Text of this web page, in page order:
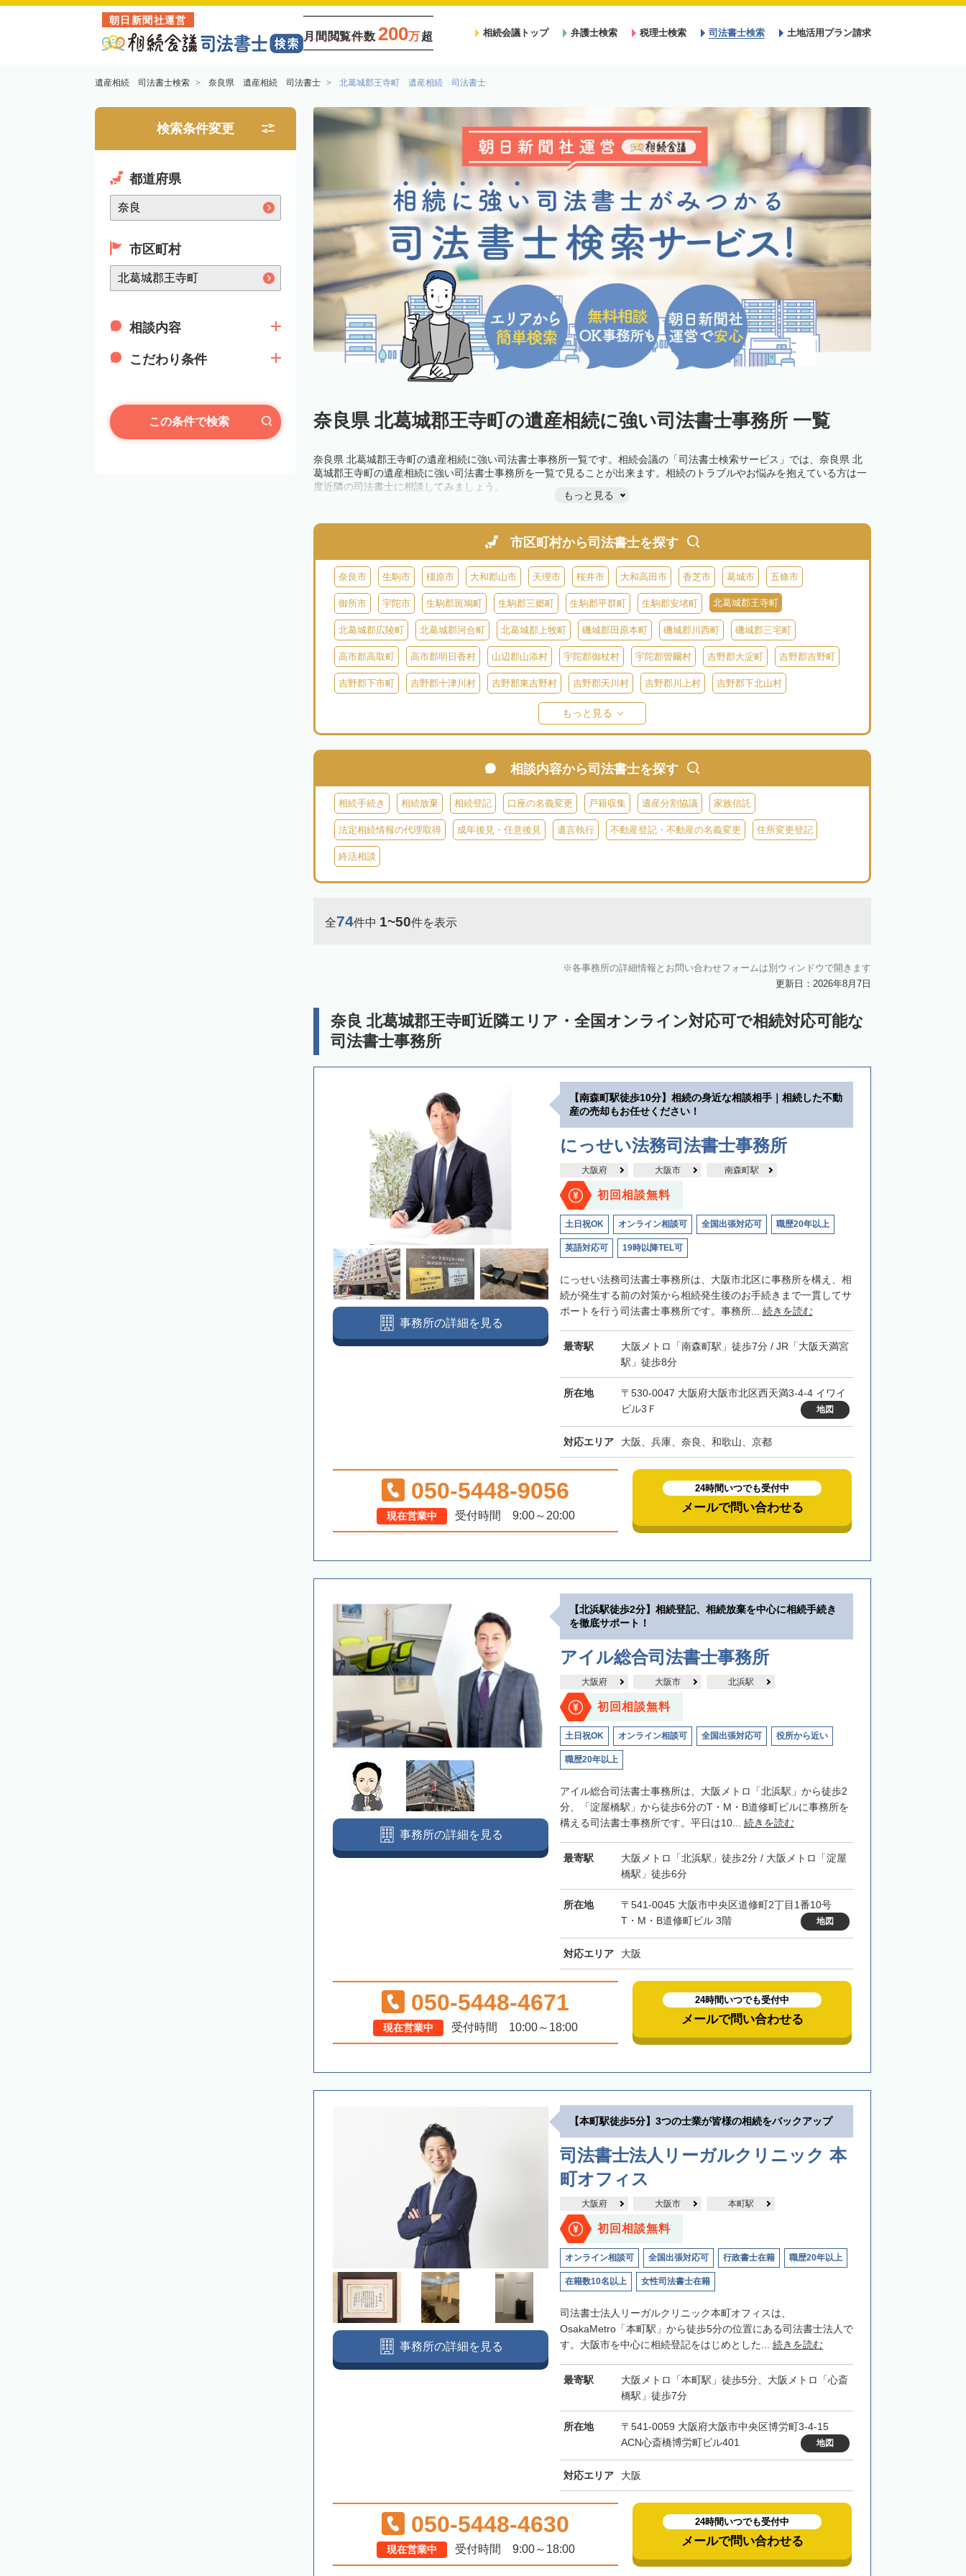
朝日新聞社運営
月間閲覧件数 200万超 相続会議トップ 弁護士検索 税理士検索 司法書士検索 土地活用プラン請求
遺産相続 司法書士検索 奈良県 遺産相続 司法書士 北葛城郡王寺町 遺産相続 司法書士
検索条件変更
都道府県
市区町村
相談内容
こだわり条件
この条件で検索 奈良県 北葛城郡王寺町の遺産相続に強い司法書士事務所 一覧
奈良県 北葛城郡王寺町の遺産相続に強い司法書士事務所一覧です。相続会議の「司法書士検索サービス」では、奈良県 北
葛城郡王寺町の遺産相続に強い司法書士事務所を一覧で見ることが出来ます。相続のトラブルやお悩みを抱えている方は一
度近隣の司法書士に相談してみましょう。
もっと見る
市区町村から司法書士を探す
奈良市 生駒市 橿原市 大和郡山市 天理市 桜井市 大和高田市 香芝市 葛城市 五條市
御所市 宇陀市 生駒郡斑鳩町 生駒郡三郷町 生駒郡平群町 生駒郡安堵町 北葛城郡王寺町
北葛城郡広陵町 北葛城郡河合町 北葛城郡上牧町 磯城郡田原本町 磯城郡川西町 磯城郡三宅町
高市郡高取町 高市郡明日香村 山辺郡山添村 宇陀郡御杖村 宇陀郡曽爾村 吉野郡大淀町 吉野郡吉野町
吉野郡下市町 吉野郡十津川村 吉野郡東吉野村 吉野郡天川村 吉野郡川上村 吉野郡下北山村
もっと見る
相談内容から司法書士を探す
相続手続き 相続放棄 相続登記 口座の名義変更 戸籍収集 遺産分割協議 家族信託
法定相続情報の代理取得 成年後見・任意後見 遺言執行 不動産登記・不動産の名義変更 住所変更登記
終活相談
全74件中 1~50件を表示
各事務所の詳細情報とお問い合わせフォームは別ウィンドウで開きます
更新日：2026年8月7日
奈良 北葛城郡王寺町近隣エリア・全国オンライン対応可で相続対応可能な
司法書士事務所
【南森町駅徒歩10分】相続の身近な相談相手｜相続した不動
産の売却もお任せください！
にっせい法務司法書士事務所
大阪府 大阪市 南森町駅
初回相談無料
土日祝OK オンライン相談可 全国出張対応可 職歴20年以上
英語対応可 19時以降TEL可
にっせい法務司法書士事務所は、大阪市北区に事務所を構え、相
続が発生する前の対策から相続発生後のお手続きまで一貫してサ
ポートを行う司法書士事務所です。事務所... 続きを読む
最寄駅
大阪メトロ「南森町駅」徒歩7分 / JR「大阪天満宮
駅」徒歩8分
所在地
〒530-0047 大阪府大阪市北区西天満3-4-4 イワイ
ビル3Ｆ
地図
対応エリア 大阪、兵庫、奈良、和歌山、京都
事務所の詳細を見る
050-5448-9056
現在営業中 受付時間 9:00～20:00
24時間いつでも受付中
メールで問い合わせる
【北浜駅徒歩2分】相続登記、相続放棄を中心に相続手続き
を徹底サポート！
アイル総合司法書士事務所
大阪府 大阪市 北浜駅
初回相談無料
土日祝OK オンライン相談可 全国出張対応可 役所から近い
職歴20年以上
アイル総合司法書士事務所は、大阪メトロ「北浜駅」から徒歩2
分、「淀屋橋駅」から徒歩6分のT・M・B道修町ビルに事務所を
構える司法書士事務所です。平日は10... 続きを読む
最寄駅
大阪メトロ「北浜駅」徒歩2分 / 大阪メトロ「淀屋
橋駅」徒歩6分
所在地
〒541-0045 大阪市中央区道修町2丁目1番10号
T・M・B道修町ビル 3階
地図
対応エリア 大阪
事務所の詳細を見る
050-5448-4671
現在営業中 受付時間 10:00～18:00
24時間いつでも受付中
メールで問い合わせる
【本町駅徒歩5分】3つの士業が皆様の相続をバックアップ
司法書士法人リーガルクリニック 本
町オフィス
大阪府 大阪市 本町駅
初回相談無料
オンライン相談可 全国出張対応可 行政書士在籍 職歴20年以上
在籍数10名以上 女性司法書士在籍
司法書士法人リーガルクリニック本町オフィスは、
OsakaMetro「本町駅」から徒歩5分の位置にある司法書士法人で
す。大阪市を中心に相続登記をはじめとした... 続きを読む
最寄駅
大阪メトロ「本町駅」徒歩5分、大阪メトロ「心斎
橋駅」徒歩7分
所在地
〒541-0059 大阪府大阪市中央区博労町3-4-15
ACN心斎橋博労町ビル401
地図
対応エリア 大阪
事務所の詳細を見る
050-5448-4630
現在営業中 受付時間 9:00～18:00
24時間いつでも受付中
メールで問い合わせる